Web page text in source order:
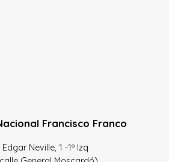
Francisco Franco
Neville, 1 -1º Izq